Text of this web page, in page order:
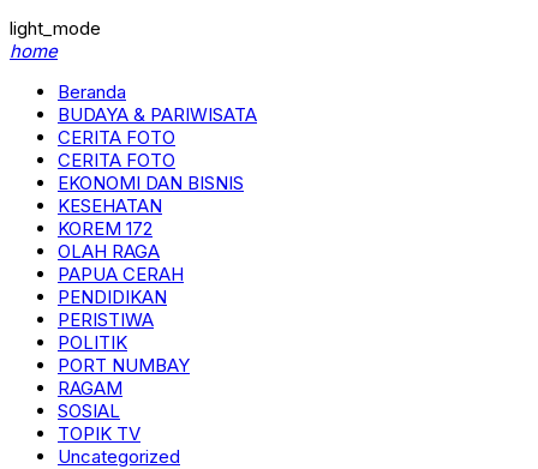
light_mode
home
Beranda
BUDAYA & PARIWISATA
CERITA FOTO
CERITA FOTO
EKONOMI DAN BISNIS
KESEHATAN
KOREM 172
OLAH RAGA
PAPUA CERAH
PENDIDIKAN
PERISTIWA
POLITIK
PORT NUMBAY
RAGAM
SOSIAL
TOPIK TV
Uncategorized